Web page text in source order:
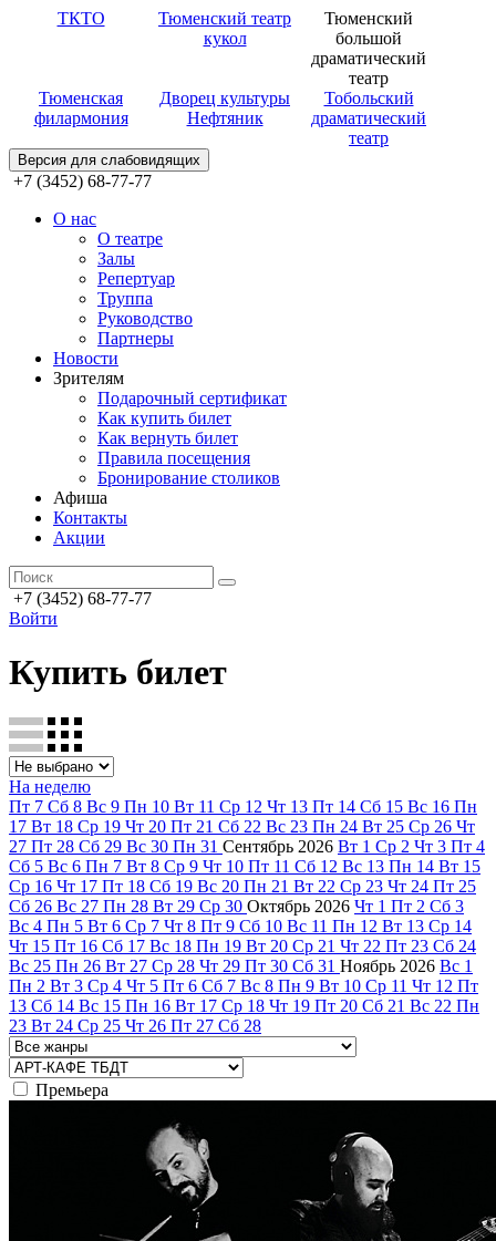
ТКТО
Тюменский театр
кукол
Тюменский
большой
драматический
театр
Тюменская
филармония
Дворец культуры
Нефтяник
Тобольский
драматический
театр
Версия для слабовидящих
+7 (3452) 68-77-77
О нас
О театре
Залы
Репертуар
Труппа
Руководство
Партнеры
Новости
Зрителям
Подарочный сертификат
Как купить билет
Как вернуть билет
Правила посещения
Бронирование столиков
Афиша
Контакты
Акции
+7 (3452) 68-77-77
Войти
Купить билет
На неделю
Пт 7 Сб 8 Вс 9 Пн 10 Вт 11 Ср 12 Чт 13 Пт 14 Сб 15 Вс 16 Пн
17 Вт 18 Ср 19 Чт 20 Пт 21 Сб 22 Вс 23 Пн 24 Вт 25 Ср 26 Чт
27 Пт 28 Сб 29 Вс 30 Пн 31 Сентябрь 2026 Вт 1 Ср 2 Чт 3 Пт 4
Сб 5 Вс 6 Пн 7 Вт 8 Ср 9 Чт 10 Пт 11 Сб 12 Вс 13 Пн 14 Вт 15
Ср 16 Чт 17 Пт 18 Сб 19 Вс 20 Пн 21 Вт 22 Ср 23 Чт 24 Пт 25
Сб 26 Вс 27 Пн 28 Вт 29 Ср 30 Октябрь 2026 Чт 1 Пт 2 Сб 3
Вс 4 Пн 5 Вт 6 Ср 7 Чт 8 Пт 9 Сб 10 Вс 11 Пн 12 Вт 13 Ср 14
Чт 15 Пт 16 Сб 17 Вс 18 Пн 19 Вт 20 Ср 21 Чт 22 Пт 23 Сб 24
Вс 25 Пн 26 Вт 27 Ср 28 Чт 29 Пт 30 Сб 31 Ноябрь 2026 Вс 1
Пн 2 Вт 3 Ср 4 Чт 5 Пт 6 Сб 7 Вс 8 Пн 9 Вт 10 Ср 11 Чт 12 Пт
13 Сб 14 Вс 15 Пн 16 Вт 17 Ср 18 Чт 19 Пт 20 Сб 21 Вс 22 Пн
23 Вт 24 Ср 25 Чт 26 Пт 27 Сб 28
Премьера